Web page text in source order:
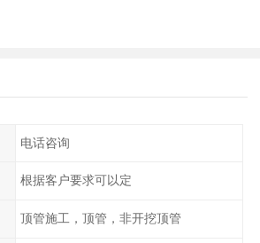
电话咨询
根据客户要求可以定
顶管施工，顶管，非开挖顶管